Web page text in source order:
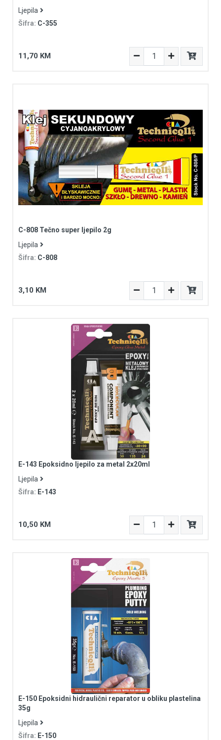
Ljepila
Šifra: C-355
11,70 KM
C-808 Tečno super ljepilo 2g
Ljepila
Šifra: C-808
3,10 KM
E-143 Epoksidno ljepilo za metal 2x20ml
Ljepila
Šifra: E-143
10,50 KM
E-150 Epoksidni hidraulični reparator u obliku plastelina
35g
Ljepila
Šifra: E-150